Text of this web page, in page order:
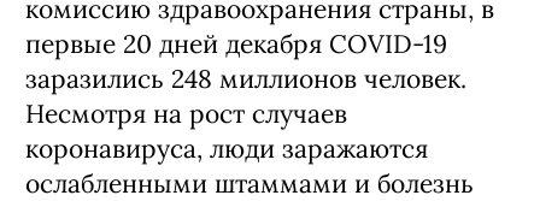
комиссию здравоохранения страны, в
первые 20 дней декабря COVID-19
заразились 248 миллионов человек.
Несмотря на рост случаев
коронавируса, люди заражаются
ослабленными штаммами и болезнь